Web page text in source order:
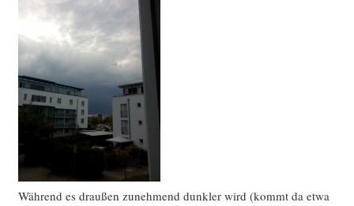
Wäh­rend es drau­ßen zuneh­mend dunk­ler wird (kommt da etwa